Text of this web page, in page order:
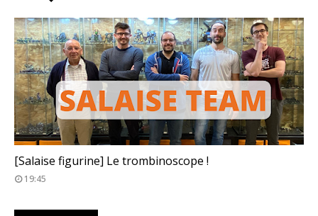
[Salaise figurine] Le trombinoscope !
19:45